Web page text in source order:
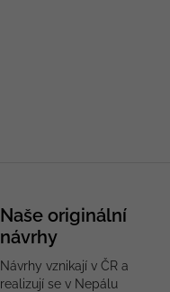
Naše originální
návrhy
Návrhy vznikají v ČR a
realizují se v Nepálu